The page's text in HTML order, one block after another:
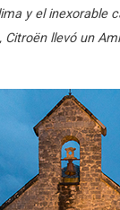
y el inexorable
llevó un